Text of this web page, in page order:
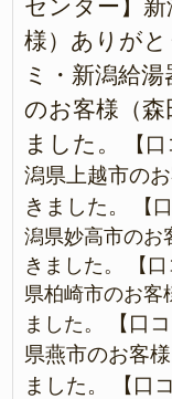
センター】
様）ありがと
ミ・新潟給
のお客様（
ました。
【
潟県上越市の
きました。
【
潟県妙高市のお
きました。
【
県柏崎市のお客
ました。
【口
県燕市のお客
ました。
【口